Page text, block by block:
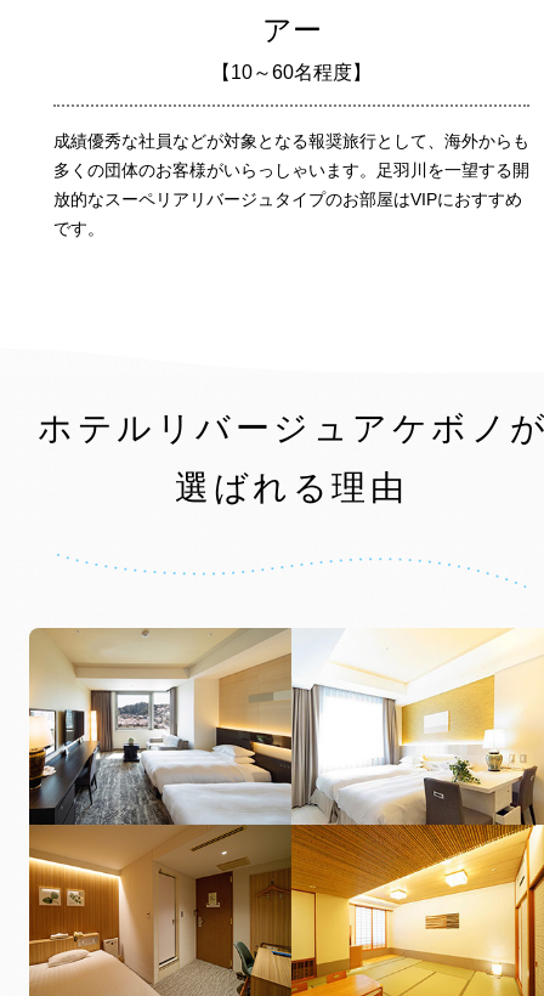
アー
【10～60名程度】
成績優秀な社員などが対象となる報奨旅行として、海外からも
多くの団体のお客様がいらっしゃいます。足羽川を一望する開
放的なスーペリアリバージュタイプのお部屋はVIPにおすすめ
です。
ホテルリバージュアケボノ
選ばれる理由